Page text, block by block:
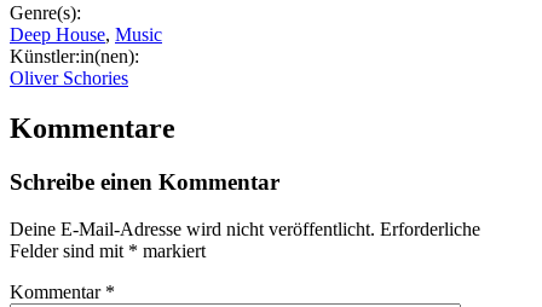
Genre(s):
Deep House, Music
Künstler:in(nen):
Oliver Schories
Kommentare
Schreibe einen Kommentar
Deine E-Mail-Adresse wird nicht veröffentlicht. Erforderliche
Felder sind mit * markiert
Kommentar *